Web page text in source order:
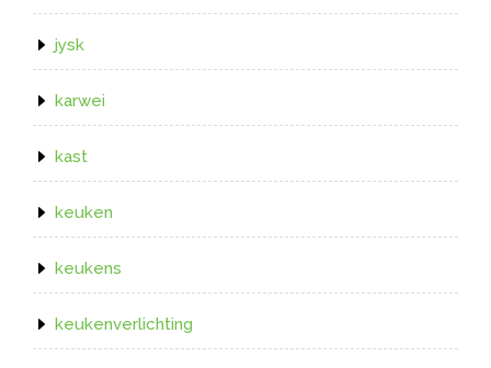
jysk
karwei
kast
keuken
keukens
keukenverlichting